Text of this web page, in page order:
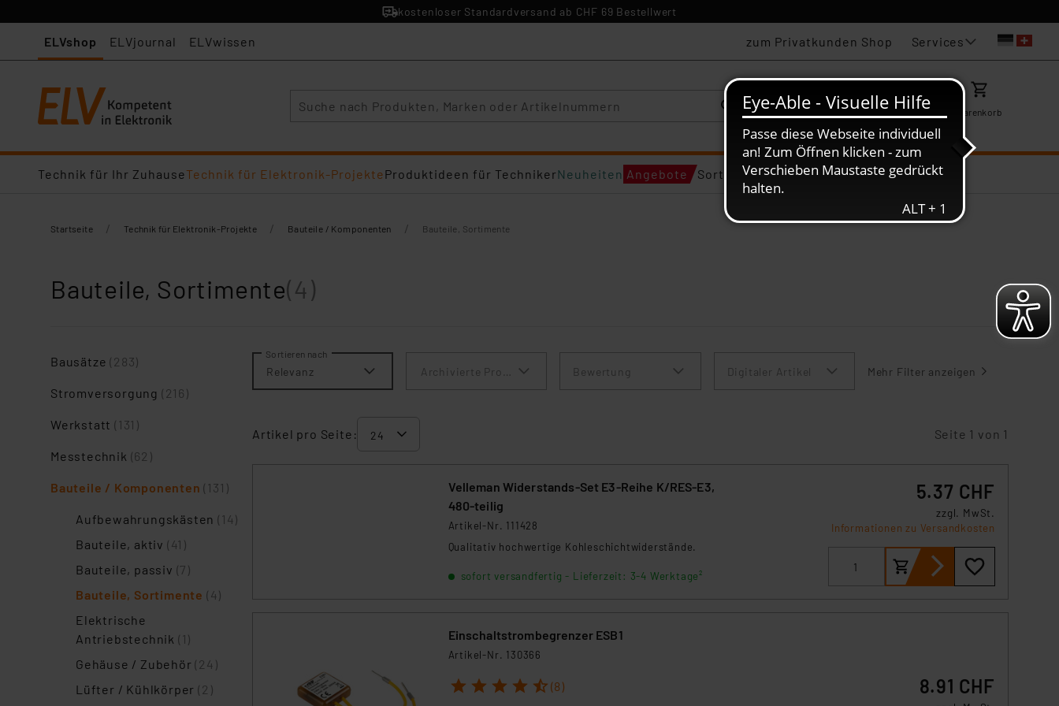
kostenloser Standardversand ab CHF 69 Bestellwert
ELVshop ELVjournal ELVwissen zum Privatkunden Shop Services
KarriereMein ELV Merkzettel Warenkorb
Technik für Ihr ZuhauseTechnik für Elektronik-ProjekteProduktideen für TechnikerNeuheiten Angebote Sortiments-Deals
Startseite / Technik für Elektronik-Projekte / Bauteile / Komponenten / Bauteile, Sortimente
Bauteile, Sortimente(4)
Bausätze(283)
Stromversorgung (216)
Werkstatt(131)
Messtechnik (62)
Bauteile / Komponenten(131)
Aufbewahrungskästen(14)
Bauteile, aktiv (41)
Bauteile, passiv (7)
Bauteile, Sortimente (4)
Elektrische
Antriebstechnik (1)
Gehäuse / Zubehör(24)
Lüfter / Kühlkörper(2)
Sortieren nach
Relevanz Archivierte Produkte anzeigenBewertung Digitaler Artikel Mehr Filter anzeigen
Artikel pro Seite: Seite 1 von 1
Velleman Widerstands-Set E3-Reihe K/RES-E3,
480-teilig
Artikel-Nr. 111428
Qualitativ hochwertige Kohleschichtwiderstände.
sofort versandfertig - Lieferzeit: 3-4 Werktage²
5.37 CHF
zzgl. MwSt.
Informationen zu Versandkosten
Einschaltstrombegrenzer ESB1
Artikel-Nr. 130366
1 2 3 4 5 (8) 8.91 CHF